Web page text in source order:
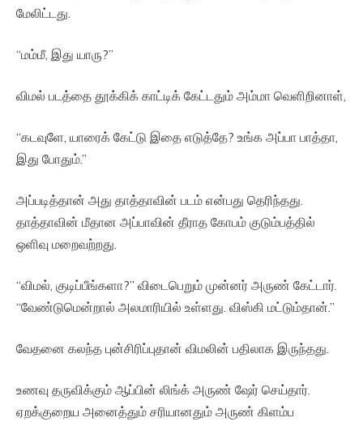
மேலிட்டது.
“மம்மீ, இது யாரு?”
விமல் படத்தை தூக்கிக் காட்டிக் கேட்டதும் அம்மா வெளிறினாள்,
“கடவுளே, யாரைக் கேட்டு இதை எடுத்தே? உங்க அப்பா பாத்தா,
இது போதும்.”
அப்படித்தான் அது தாத்தாவின் படம் என்பது தெரிந்தது.
தாத்தாவின் மீதான அப்பாவின் தீராத கோபம் குடும்பத்தில்
ஒளிவு மறைவற்றது.
“விமல், குடிப்பீங்களா?” விடைபெறும் முன்னர் அருண் கேட்டார்.
“வேண்டுமென்றால் அலமாரியில் உள்ளது. விஸ்கி மட்டும்தான்.”
வேதனை கலந்த புன்சிரிப்புதான் விமலின் பதிலாக இருந்தது.
உணவு தருவிக்கும் ஆப்பின் லிங்க் அருண் ஷேர் செய்தார்.
ஏறக்குறைய அனைத்தும் சரியானதும் அருண் கிளம்ப